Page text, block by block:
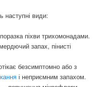
наступні види:
піхви трихомонадами.
запах, пінисті
безсимптомно або з
і неприємним запахом.